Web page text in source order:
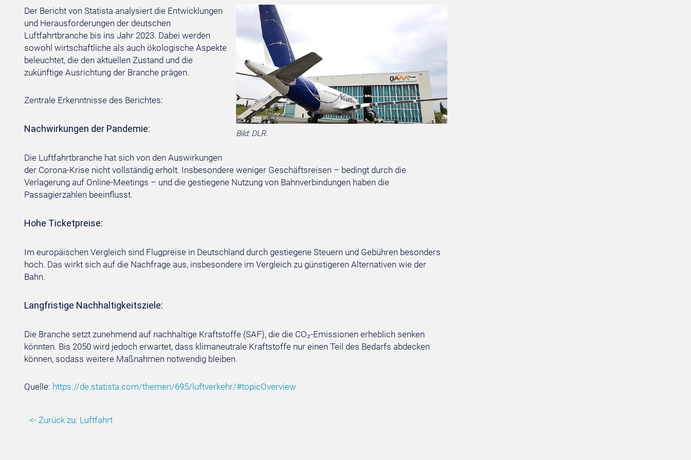
Bild: DLR.
Der Bericht von Statista analysiert die Entwicklungen
und Herausforderungen der deutschen
Luftfahrtbranche bis ins Jahr 2023. Dabei werden
sowohl wirtschaftliche als auch ökologische Aspekte
beleuchtet, die den aktuellen Zustand und die
zukünftige Ausrichtung der Branche prägen.
Zentrale Erkenntnisse des Berichtes:
Nachwirkungen der Pandemie:
Die Luftfahrtbranche hat sich von den Auswirkungen
der Corona-Krise nicht vollständig erholt. Insbesondere weniger Geschäftsreisen – bedingt durch die
Verlagerung auf Online-Meetings – und die gestiegene Nutzung von Bahnverbindungen haben die
Passagierzahlen beeinflusst.
Hohe Ticketpreise:
Im europäischen Vergleich sind Flugpreise in Deutschland durch gestiegene Steuern und Gebühren besonders
hoch. Das wirkt sich auf die Nachfrage aus, insbesondere im Vergleich zu günstigeren Alternativen wie der
Bahn.
Langfristige Nachhaltigkeitsziele:
Die Branche setzt zunehmend auf nachhaltige Kraftstoffe (SAF), die die CO₂-Emissionen erheblich senken
könnten. Bis 2050 wird jedoch erwartet, dass klimaneutrale Kraftstoffe nur einen Teil des Bedarfs abdecken
können, sodass weitere Maßnahmen notwendig bleiben.
Quelle: https://de.statista.com/themen/695/luftverkehr/#topicOverview
<- Zurück zu: Luftfahrt